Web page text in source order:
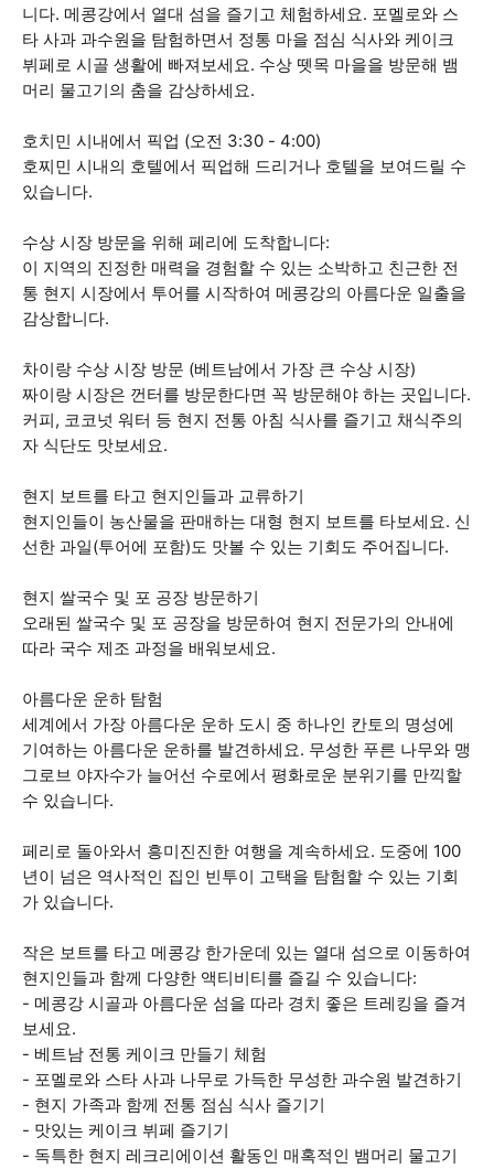
니다. 메콩강에서 열대 섬을 즐기고 체험하세요. 포멜로와 스
타 사과 과수원을 탐험하면서 정통 마을 점심 식사와 케이크
뷔페로 시골 생활에 빠져보세요. 수상 뗏목 마을을 방문해 뱀
머리 물고기의 춤을 감상하세요.
호치민 시내에서 픽업 (오전 3:30 - 4:00)
호찌민 시내의 호텔에서 픽업해 드리거나 호텔을 보여드릴 수
있습니다.
수상 시장 방문을 위해 페리에 도착합니다:
이 지역의 진정한 매력을 경험할 수 있는 소박하고 친근한 전
통 현지 시장에서 투어를 시작하여 메콩강의 아름다운 일출을
감상합니다.
차이랑 수상 시장 방문 (베트남에서 가장 큰 수상 시장)
짜이랑 시장은 껀터를 방문한다면 꼭 방문해야 하는 곳입니다.
커피, 코코넛 워터 등 현지 전통 아침 식사를 즐기고 채식주의
자 식단도 맛보세요.
현지 보트를 타고 현지인들과 교류하기
현지인들이 농산물을 판매하는 대형 현지 보트를 타보세요. 신
선한 과일(투어에 포함)도 맛볼 수 있는 기회도 주어집니다.
현지 쌀국수 및 포 공장 방문하기
오래된 쌀국수 및 포 공장을 방문하여 현지 전문가의 안내에
따라 국수 제조 과정을 배워보세요.
아름다운 운하 탐험
세계에서 가장 아름다운 운하 도시 중 하나인 칸토의 명성에
기여하는 아름다운 운하를 발견하세요. 무성한 푸른 나무와 맹
그로브 야자수가 늘어선 수로에서 평화로운 분위기를 만끽할
수 있습니다.
페리로 돌아와서 흥미진진한 여행을 계속하세요. 도중에 100
년이 넘은 역사적인 집인 빈투이 고택을 탐험할 수 있는 기회
가 있습니다.
작은 보트를 타고 메콩강 한가운데 있는 열대 섬으로 이동하여
현지인들과 함께 다양한 액티비티를 즐길 수 있습니다:
- 메콩강 시골과 아름다운 섬을 따라 경치 좋은 트레킹을 즐겨
보세요.
- 베트남 전통 케이크 만들기 체험
- 포멜로와 스타 사과 나무로 가득한 무성한 과수원 발견하기
- 현지 가족과 함께 전통 점심 식사 즐기기
- 맛있는 케이크 뷔페 즐기기
- 독특한 현지 레크리에이션 활동인 매혹적인 뱀머리 물고기